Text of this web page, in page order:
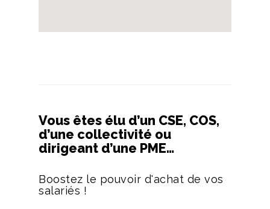
Vous êtes élu d’un CSE, COS,
d’une collectivité ou
dirigeant d’une PME…
Boostez le pouvoir d'achat de vos
salariés !